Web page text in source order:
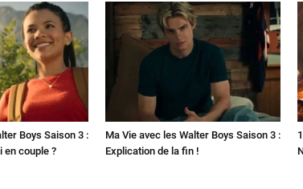
Boys Saison 3 :
en couple ?
Ma Vie avec les Walter Boys Saison 3 :
Explication de la fin !